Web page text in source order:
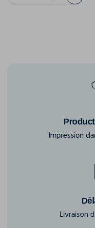
Impression
Livraison